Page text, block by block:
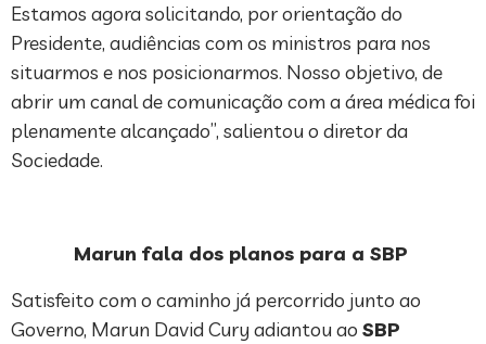
Estamos agora solicitando, por orientação do
Presidente, audiências com os ministros para nos
situarmos e nos posicionarmos. Nosso objetivo, de
abrir um canal de comunicação com a área médica foi
plenamente alcançado”, salientou o diretor da
Sociedade.
Marun fala dos planos para a SBP
Satisfeito com o caminho já percorrido junto ao
Governo, Marun David Cury adiantou ao SBP